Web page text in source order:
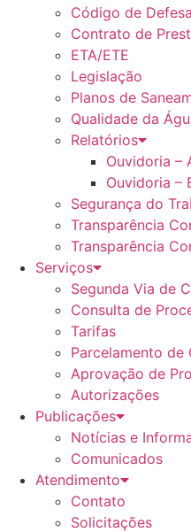
Código de
Contrato de
ETA/ETE
Legislação
Planos de
Qualidade da
Relatórios
Ouvidoria –
Ouvidoria –
Segurança do
Transparência
Transparência
Serviços
Segunda Via de
Consulta de
Tarifas
Parcelamento de
Aprovação de
Autorizações
Publicações
Notícias e
Comunicados
Atendimento
Contato
Solicitações